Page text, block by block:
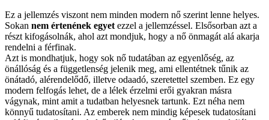
Ez a jellemzés viszont nem minden modern nő szerint lenne helyes.
Sokan nem értenének egyetezzel a jellemzéssel. Elsősorban azt a
részt kifogásolnák, ahol azt mondjuk, hogy a nő önmagát alá akarja
rendelni a férfinak.
Azt is mondhatjuk, hogy sok nő tudatában az egyenlőség, az
önállóság és a függetlenség jelenik meg, ami ellentétnek tűnik az
önátadó, alérendelődő, illetve odaadó, szeretettel szemben. Ez egy
modern felfogás lehet, de a lélek érzelmi erői gyakran másra
vágynak, mint amit a tudatban helyesnek tartunk. Ezt néha nem
könnyű tudatosítani. Az emberek nem mindig képesek tudatosítani